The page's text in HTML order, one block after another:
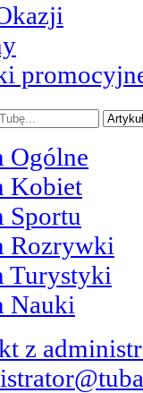
Ogólne
Kobiet
Sportu
Rozrywki
Turystyki
Nauki
z